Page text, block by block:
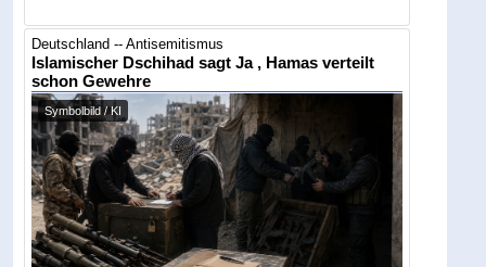
Deutschland -- Antisemitismus
Islamischer Dschihad sagt Ja , Hamas verteilt
schon Gewehre
Symbolbild / KI